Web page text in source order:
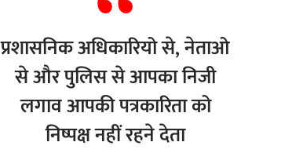
प्रशासनिक अधिकारियो से, नेताओ
से और पुलिस से आपका निजी
लगाव आपकी पत्रकारिता को
निष्पक्ष नहीं रहने देता